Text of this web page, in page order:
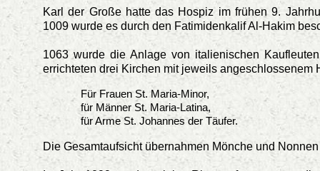
Karl der Große hatte das Hospiz im frühen 9.
1009 wurde es durch den Fatimidenkalif Al-Hakim
1063 wurde die Anlage von italienischen
errichteten drei Kirchen mit jeweils angeschlossenem
Für Frauen St. Maria-Minor,
für Männer St. Maria-Latina,
für Arme St. Johannes der Täufer.
Die Gesamtaufsicht übernahmen Mönche und